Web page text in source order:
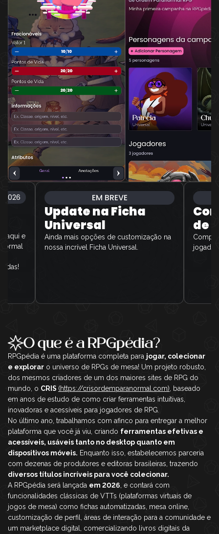
2026
aqui e
EM BREVE
Update na Ficha
Universal
Ainda mais opções de customização na
nossa incrível Ficha Universal.
de
O que é a RPGpédia?
RPGpédia é uma plataforma completa para jogar, colecionar
e explorar o universo de RPGs de mesa! Um projeto robusto,
dos mesmos criadores de um dos maiores sites de RPG do
mundo, o CRIS (https://crisordemparanormal.com) , baseado
em anos de estudo de como criar ferramentas intuitivas,
inovadoras e acessíveis para jogadores de RPG.
No último ano, trabalhamos com afinco para entregar a melhor
plataforma que você já viu, criando ferramentas efetivas e
acessíveis, usáveis tanto no desktop quanto em
dispositivos móveis. Enquanto isso, estabelecemos parceria
com dezenas de produtores e editoras brasileiras, trazendo
diversos títulos incríveis para você colecionar.
A RPGpédia será lançada em 2026 , e contará com
funcionalidades clássicas de VTTs (plataformas virtuais de
jogos de mesa) como fichas automatizadas, mesa online,
customização de perfil, áreas de interação para a comunidade e
um marketplace digital, comercializando livros digitais da